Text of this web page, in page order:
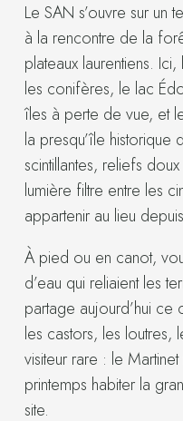
Le SAN s’ouvre sur un
à la rencontre de la
plateaux laurentiens.
les conifères, le lac
îles à perte de vue, et
la presqu’île historique
scintillantes, reliefs
lumière filtre entre les
appartenir au lieu
À pied ou en canot,
d’eau qui reliaient les
partage aujourd’hui ce
les castors, les loutres,
visiteur rare : le
printemps habiter la
site.